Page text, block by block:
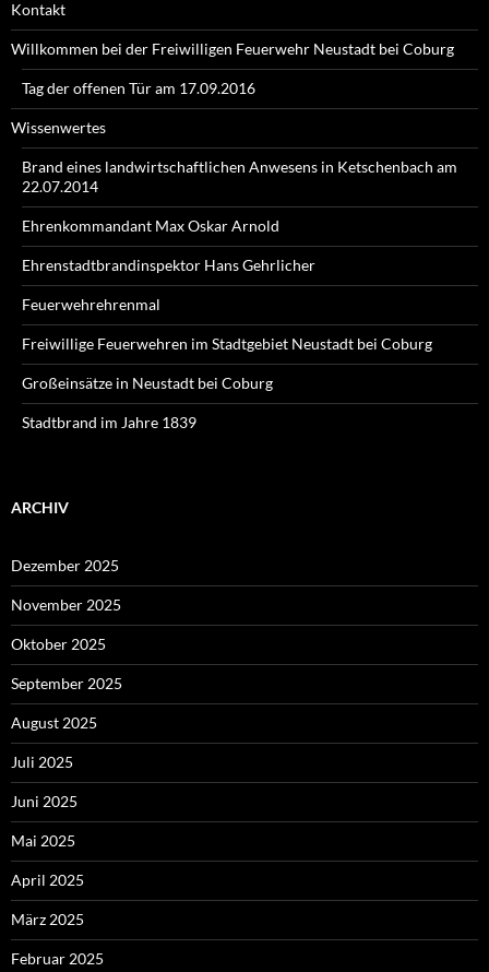
Kontakt
Willkommen bei der Freiwilligen Feuerwehr Neustadt bei Coburg
Tag der offenen Tür am 17.09.2016
Wissenwertes
Brand eines landwirtschaftlichen Anwesens in Ketschenbach am
22.07.2014
Ehrenkommandant Max Oskar Arnold
Ehrenstadtbrandinspektor Hans Gehrlicher
Feuerwehrehrenmal
Freiwillige Feuerwehren im Stadtgebiet Neustadt bei Coburg
Großeinsätze in Neustadt bei Coburg
Stadtbrand im Jahre 1839
ARCHIV
Dezember 2025
November 2025
Oktober 2025
September 2025
August 2025
Juli 2025
Juni 2025
Mai 2025
April 2025
März 2025
Februar 2025